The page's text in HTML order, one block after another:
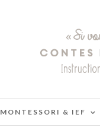
MONTESSORI & IEF